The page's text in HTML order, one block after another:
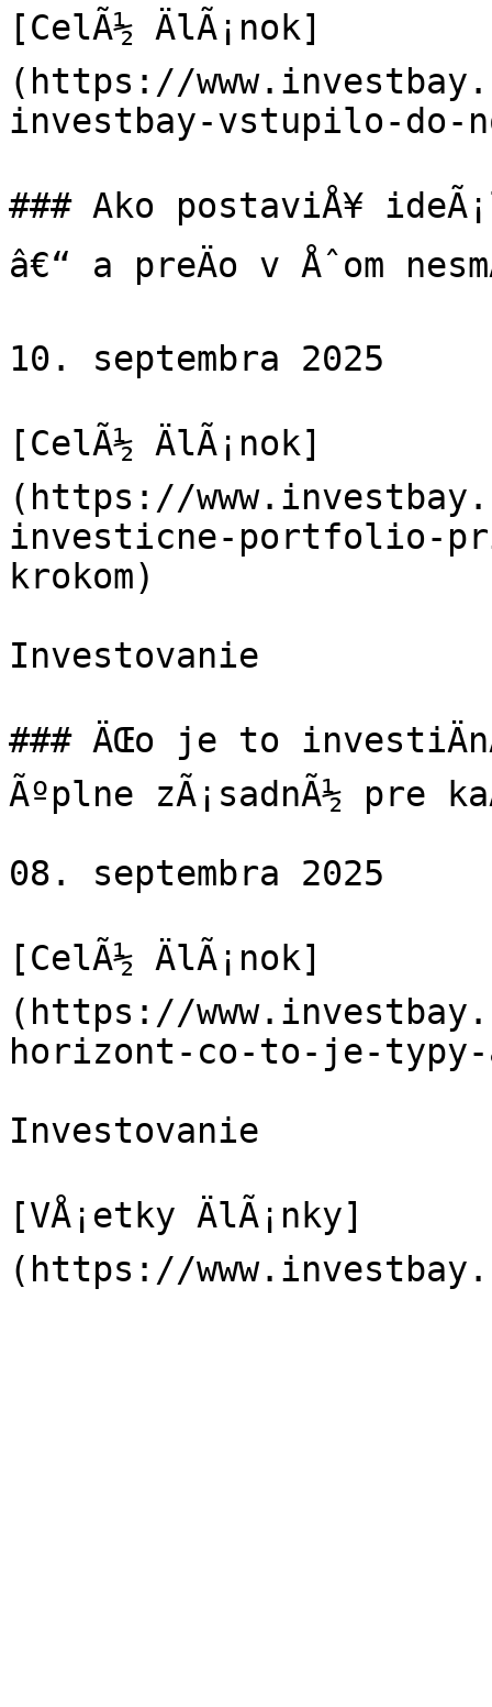
[CelÃ½ ÄlÃ¡nok]
(https://
investbay-vstupilo-do-
### Ako postaviÅ¥
â€“ a preÄo v Åˆom
10. septembra 2025
[CelÃ½ ÄlÃ¡nok]
(https://
investicne-portfolio-
krokom)
Investovanie
### ÄŒo je to
Ãºplne zÃ¡sadnÃ½ pre
08. septembra 2025
[CelÃ½ ÄlÃ¡nok]
(https://
horizont-co-to-je-typy-
Investovanie
[VÅ¡etky ÄlÃ¡nky]